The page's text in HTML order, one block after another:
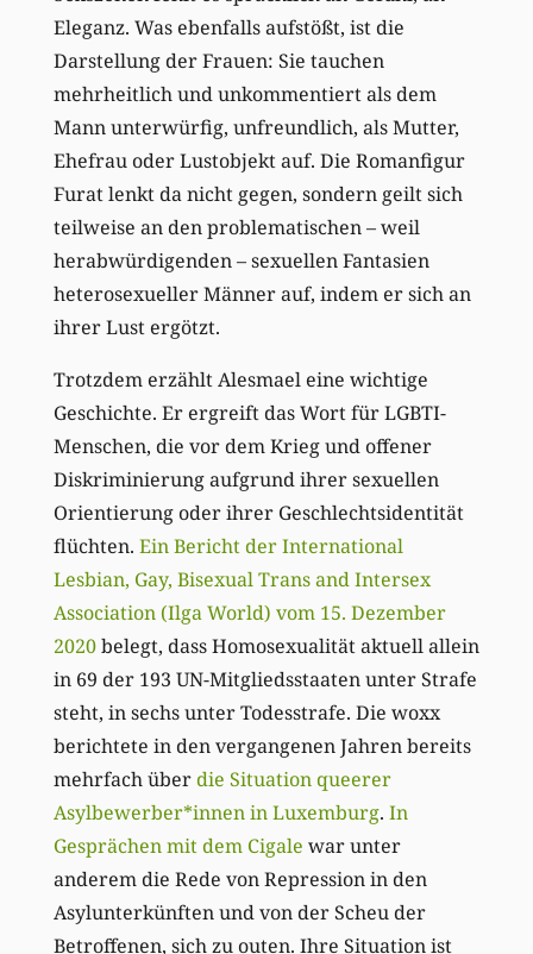
Eleganz. Was ebenfalls aufstößt, ist die
Darstellung der Frauen: Sie tauchen
mehrheitlich und unkommentiert als dem
Mann unterwürfig, unfreundlich, als Mutter,
Ehefrau oder Lustobjekt auf. Die Romanfigur
Furat lenkt da nicht gegen, sondern geilt sich
teilweise an den problematischen – weil
herabwürdigenden – sexuellen Fantasien
heterosexueller Männer auf, indem er sich an
ihrer Lust ergötzt.
Trotzdem erzählt Alesmael eine wichtige
Geschichte. Er ergreift das Wort für LGBTI-
Menschen, die vor dem Krieg und offener
Diskriminierung aufgrund ihrer sexuellen
Orientierung oder ihrer Geschlechtsidentität
flüchten. Ein Bericht der International
Lesbian, Gay, Bisexual Trans and Intersex
Association (Ilga World) vom 15. Dezember
2020belegt, dass Homosexualität aktuell allein
in 69 der 193 UN-Mitgliedsstaaten unter Strafe
steht, in sechs unter Todesstrafe. Die woxx
berichtete in den vergangenen Jahren bereits
mehrfach überdie Situation queerer
Asylbewerber*innen in Luxemburg. In
Gesprächen mit dem Cigale war unter
anderem die Rede von Repression in den
Asylunterkünften und von der Scheu der
Betroffenen, sich zu outen. Ihre Situation ist